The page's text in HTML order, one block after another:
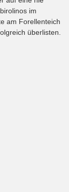
im
am Forellenteich
überlisten.